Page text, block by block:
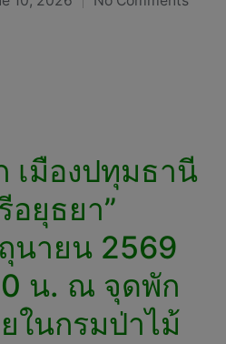
เมืองปทุมธานี
อยุธยา”
นายน 2569
น. ณ จุดพัก
ในกรมป่าไม้